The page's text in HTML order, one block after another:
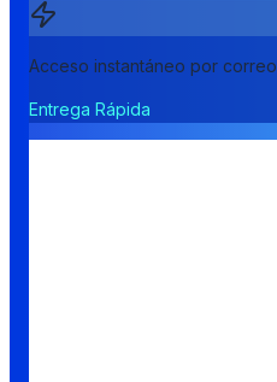
Acceso instantáneo por correo
Entrega Rápida